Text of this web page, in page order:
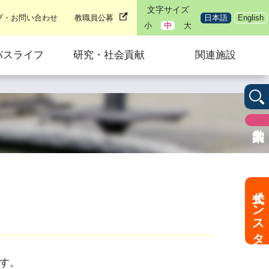
・お問い合わせ 教職員公募
文字サイズ
小
中 大
日本語 English
ライフ 研究・社会貢献 関連施設
公式インスタ
。